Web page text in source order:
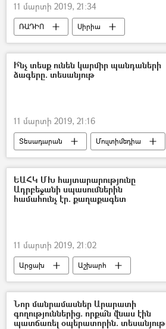
11 մարտի 2019, 21:34
ՌԱԴԻՈ Սիրիա
Ի՞նչ տեսք ունեն կարմիր պանդաների
ձագերը. տեսանյութ
11 մարտի 2019, 21:16
Տեսադարան Մուլտիմեդիա
ԵԱՀԿ ՄԽ հայտարարությունը
Ադրբեջանի սպասումներին
համահունչ էր. քաղաքագետ
11 մարտի 2019, 21:02
Արցախ
Աշխարհ
Քաղաքականություն
Հայաստան
ԵԱՀԿ Մինսկի Խումբ
Նոր մանրամասներ Արարատի
գողություններից. որքա՞ն վնաս էին
պատճառել օպերատորին. տեսանյութ